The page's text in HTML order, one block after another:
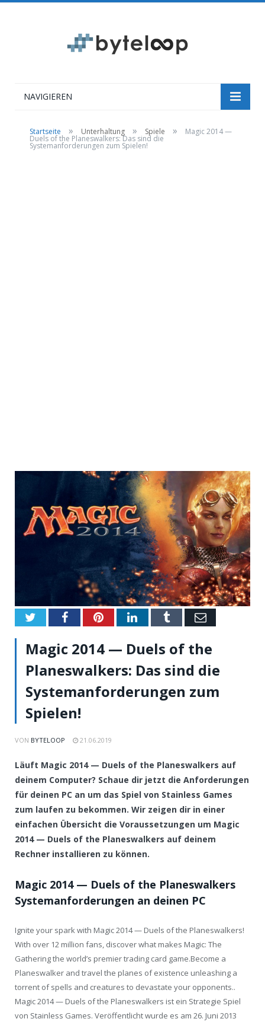
NAVIGIEREN
Startseite » Unterhaltung » Spiele » Magic 2014 —
Duels of the Planeswalkers: Das sind die
Systemanforderungen zum Spielen!
TwitterFacebookPinterestLinkedInTumblrEmail
Magic 2014 — Duels of the
Planeswalkers: Das sind die
Systemanforderungen zum
Spielen!
VON BYTELOOP 21.06.2019
Läuft Magic 2014 — Duels of the Planeswalkers auf
deinem Computer? Schaue dir jetzt die Anforderungen
für deinen PC an um das Spiel von Stainless Games
zum laufen zu bekommen. Wir zeigen dir in einer
einfachen Übersicht die Voraussetzungen um Magic
2014 — Duels of the Planeswalkers auf deinem
Rechner installieren zu können.
Magic 2014 — Duels of the Planeswalkers
Systemanforderungen an deinen PC
Ignite your spark with Magic 2014 — Duels of the Planeswalkers!
With over 12 million fans, discover what makes Magic: The
Gathering the world’s premier trading card game.Become a
Planeswalker and travel the planes of existence unleashing a
torrent of spells and creatures to devastate your opponents..
Magic 2014 — Duels of the Planeswalkers ist ein Strategie Spiel
von Stainless Games. Veröffentlicht wurde es am 26. Juni 2013